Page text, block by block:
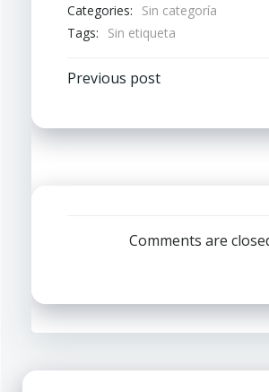
Categories:
Sin categoría
Tags:
Sin etiqueta
Navegación
por
Previous post
por
Comments are